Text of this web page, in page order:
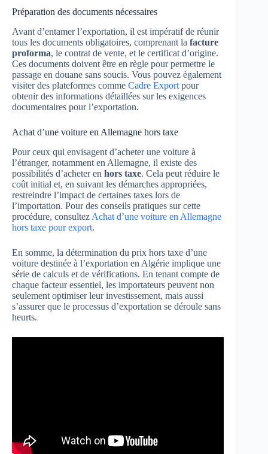
Préparation des documents nécessaires
Avant d’entamer l’exportation, il est impératif de réunir
tous les documents obligatoires, comprenant la facture
proforma, le contrat de vente, et le certificat d’origine.
Ces documents doivent être en règle pour permettre le
passage en douane sans soucis. Vous pouvez également
visiter des plateformes comme Cadre Export pour
obtenir des informations détaillées sur les exigences
documentaires pour l’exportation.
Achat d’une voiture en Allemagne hors taxe
Pour ceux qui envisagent d’acheter une voiture à
l’étranger, notamment en Allemagne, il existe des
possibilités d’acheter en hors taxe. Cela peut réduire le
coût initial et, en suivant les démarches appropriées,
restreindre l’impact de certaines taxes lors de
l’importation. Pour des conseils pratiques sur cette
procédure, consultez Achat d’une voiture en Allemagne
hors taxe pour export.
En somme, la détermination du prix hors taxe d’une
voiture destinée à l’exportation en Algérie implique une
série de calculs et de vérifications. En tenant compte de
chaque facteur essentiel, les importateurs peuvent non
seulement optimiser leur investissement, mais aussi
s’assurer que le processus d’exportation se déroule sans
heurts.